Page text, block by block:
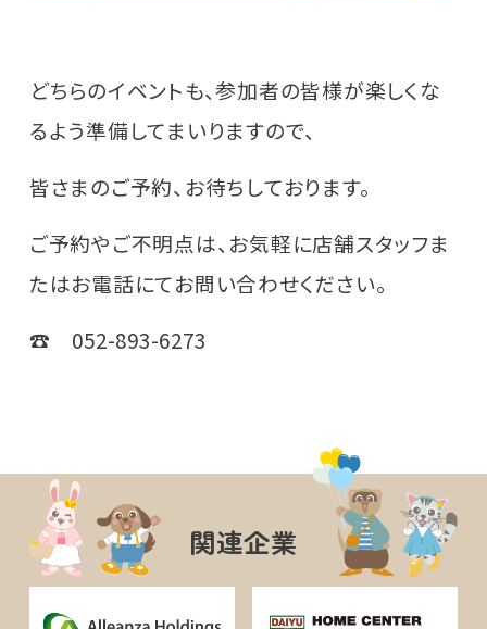
どちらのイベントも、参加者の皆様が楽しくな
るよう準備してまいりますので、
皆さまのご予約、お待ちしております。
ご予約やご不明点は、お気軽に店舗スタッフま
たはお電話にてお問い合わせください。
☎ 052-893-6273
関連企業